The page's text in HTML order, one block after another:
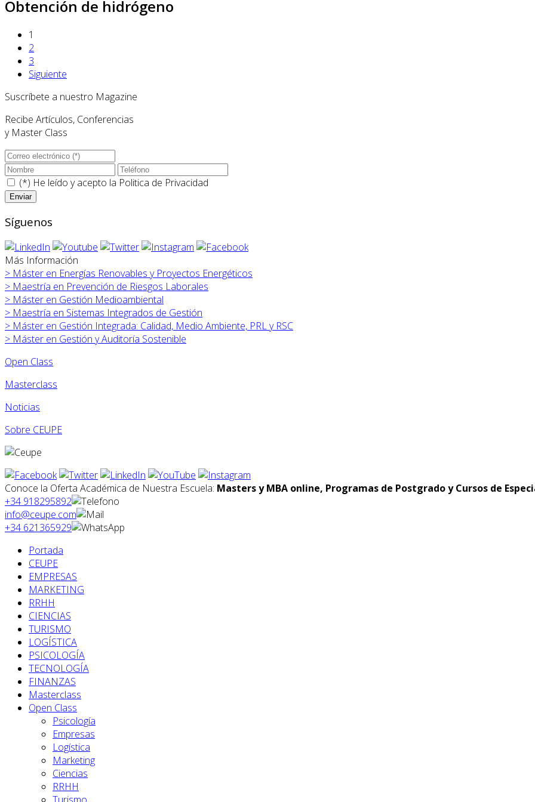
Obtención de hidrógeno
1
2
3
Siguiente
Suscríbete a nuestro Magazine
Recibe Artículos, Conferencias
y Master Class
(*) He leído y acepto la Politica de Privacidad
Síguenos
Más Información
> Máster en Energías Renovables y Proyectos Energéticos
> Maestría en Prevención de Riesgos Laborales
> Máster en Gestión Medioambiental
> Maestría en Sistemas Integrados de Gestión
> Máster en Gestión Integrada: Calidad, Medio Ambiente, PRL y RSC
> Máster en Gestión y Auditoría Sostenible
Open Class
Masterclass
Noticias
Sobre CEUPE
Conoce la Oferta Académica de Nuestra Escuela: Masters y MBA online, Programas de Postgrado y Cursos de
+34 918295892
info@ceupe.com
+34 621365929
Portada
CEUPE
EMPRESAS
MARKETING
RRHH
CIENCIAS
TURISMO
LOGÍSTICA
PSICOLOGÍA
TECNOLOGÍA
FINANZAS
Masterclass
Open Class
Psicología
Empresas
Logística
Marketing
Ciencias
RRHH